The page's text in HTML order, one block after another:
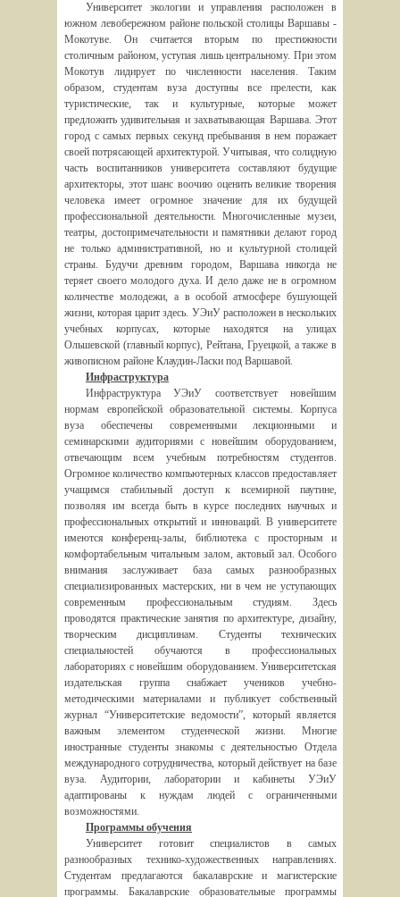
Университет экологии и управления расположен в
южном левобережном районе польской столицы Варшавы -
Мокотуве. Он считается вторым по престижности
столичным районом, уступая лишь центральному. При этом
Мокотув лидирует по численности населения. Таким
образом, студентам вуза доступны все прелести, как
туристические, так и культурные, которые может
предложить удивительная и захватывающая Варшава. Этот
город с самых первых секунд пребывания в нем поражает
своей потрясающей архитектурой. Учитывая, что солидную
часть воспитанников университета составляют будущие
архитекторы, этот шанс воочию оценить великие творения
человека имеет огромное значение для их будущей
профессиональной деятельности. Многочисленные музеи,
театры, достопримечательности и памятники делают город
не только административной, но и культурной столицей
страны. Будучи древним городом, Варшава никогда не
теряет своего молодого духа. И дело даже не в огромном
количестве молодежи, а в особой атмосфере бушующей
жизни, которая царит здесь. УЭиУ расположен в нескольких
учебных корпусах, которые находятся на улицах
Ольшевской (главный корпус), Рейтана, Груецкой, а также в
живописном районе Клаудин-Ласки под Варшавой.
Инфраструктура
Инфраструктура УЭиУ соответствует новейшим
нормам европейской образовательной системы. Корпуса
вуза обеспечены современными лекционными и
семинарскими аудиториями с новейшим оборудованием,
отвечающим всем учебным потребностям студентов.
Огромное количество компьютерных классов предоставляет
учащимся стабильный доступ к всемирной паутине,
позволяя им всегда быть в курсе последних научных и
профессиональных открытий и инноваций. В университете
имеются конференц-залы, библиотека с просторным и
комфортабельным читальным залом, актовый зал. Особого
внимания заслуживает база самых разнообразных
специализированных мастерских, ни в чем не уступающих
современным профессиональным студиям. Здесь
проводятся практические занятия по архитектуре, дизайну,
творческим дисциплинам. Студенты технических
специальностей обучаются в профессиональных
лабораториях с новейшим оборудованием. Университетская
издательская группа снабжает учеников учебно-
методическими материалами и публикует собственный
журнал “Университетские ведомости”, который является
важным элементом студенческой жизни. Многие
иностранные студенты знакомы с деятельностью Отдела
международного сотрудничества, который действует на базе
вуза. Аудитории, лаборатории и кабинеты УЭиУ
адаптированы к нуждам людей с ограниченными
возможностями.
Программы обучения
Университет готовит специалистов в самых
разнообразных технико-художественных направлениях.
Студентам предлагаются бакалаврские и магистерские
программы. Бакалаврские образовательные программы